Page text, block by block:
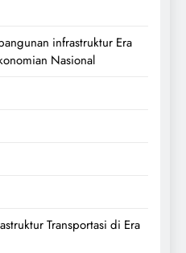
infrastruktur Era
Nasional
Transportasi di Era